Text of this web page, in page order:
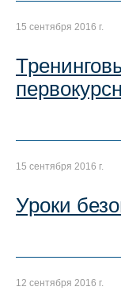
15 сентября 2016 г.
15 сентября 2016 г.
Уроки
12 сентября 2016 г.